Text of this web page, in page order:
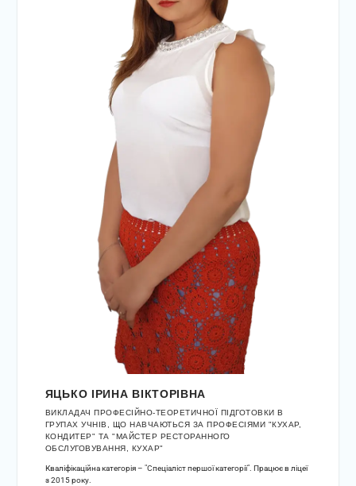
ЯЦЬКО ІРИНА ВІКТОРІВНА
ВИКЛАДАЧ ПРОФЕСІЙНО-ТЕОРЕТИЧНОЇ ПІДГОТОВКИ В
ГРУПАХ УЧНІВ, ЩО НАВЧАЮТЬСЯ ЗА ПРОФЕСІЯМИ "КУХАР,
КОНДИТЕР" ТА "МАЙСТЕР РЕСТОРАННОГО
ОБСЛУГОВУВАННЯ, КУХАР"
Кваліфікаційна категорія – "Спеціаліст першої категорії". Працює в ліцеї
з 2015 року.